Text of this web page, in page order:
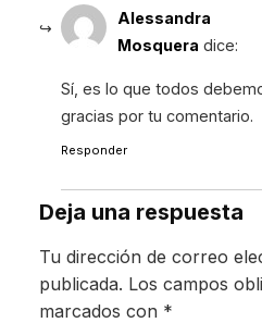
Alessandra
Mosquera dice:
Sí, es lo que todos
gracias por tu comentario.
Responder
Deja una respuesta
Tu dirección de correo
publicada. Los campos
marcados con *